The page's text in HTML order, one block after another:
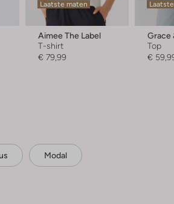
Laatste maten
Aimee The Label
T-shirt
€ 79,99
Grace
Top
€
Modal